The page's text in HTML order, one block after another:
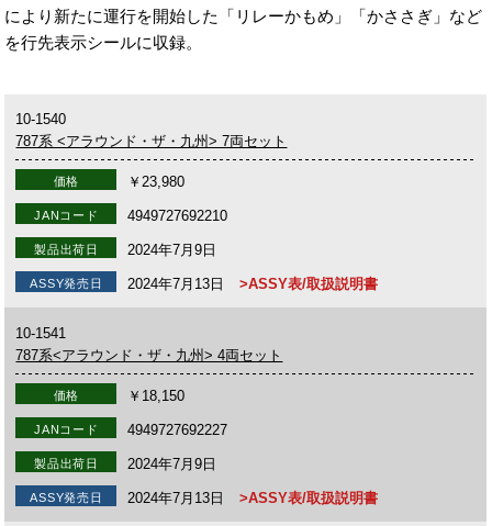
により新たに運行を開始した「リレーかもめ」「かささぎ」など
を行先表示シールに収録。
10-1540
787系 <アラウンド・ザ・九州> 7両セット
価格 ￥23,980
JANコード 4949727692210
製品出荷日 2024年7月9日
ASSY発売日 2024年7月13日 >ASSY表/取扱説明書
10-1541
787系<アラウンド・ザ・九州> 4両セット
価格 ￥18,150
JANコード 4949727692227
製品出荷日 2024年7月9日
ASSY発売日 2024年7月13日 >ASSY表/取扱説明書